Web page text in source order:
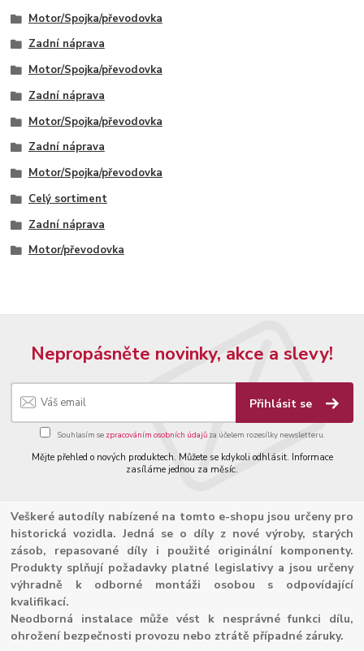
Motor/Spojka/převodovka
Zadní náprava
Motor/Spojka/převodovka
Zadní náprava
Motor/Spojka/převodovka
Zadní náprava
Motor/Spojka/převodovka
Celý sortiment
Zadní náprava
Motor/převodovka
Nepropásněte novinky, akce a slevy!
Přihlásit se
Souhlasím se zpracováním osobních údajůza účelem rozesílky newsletteru.
Mějte přehled o nových produktech. Můžete se kdykoli odhlásit. Informace
zasíláme jednou za měsíc.
Veškeré autodíly nabízené na tomto e-shopu jsou určeny pro
historická vozidla. Jedná se o díly z nové výroby, starých
zásob, repasované díly i použité originální komponenty.
Produkty splňují požadavky platné legislativy a jsou určeny
výhradně k odborné montáži osobou s odpovídající
kvalifikací.
Neodborná instalace může vést k nesprávné funkci dílu,
ohrožení bezpečnosti provozu nebo ztrátě případné záruky.